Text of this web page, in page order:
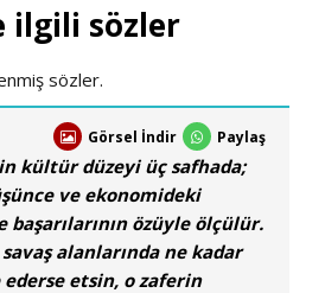
ilgili sözler
sözler.
Görsel İndir Paylaş
kültür düzeyi üç safhada;
ve ekonomideki
başarılarının özüyle ölçülür.
alanlarında ne kadar
etsin, o zaferin